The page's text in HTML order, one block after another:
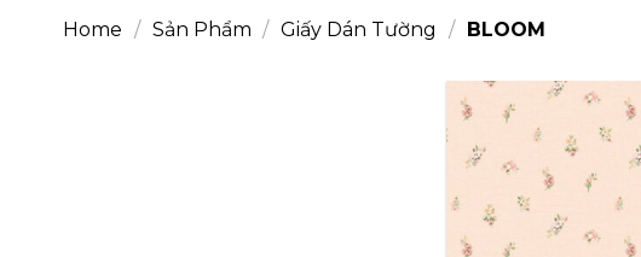
Home / Sản Phẩm / Giấy Dán Tường / BLOOM